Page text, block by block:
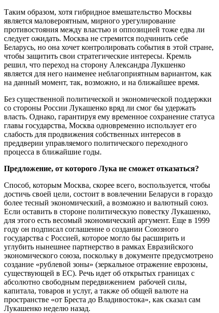
Таким образом, хотя гибридное вмешательство Москвы
является маловероятным, мирного урегулирование
противостояния между властью и оппозицией тоже едва ли
следует ожидать. Москва не стремится подчинить себе
Беларусь, но она хочет контролировать события в этой стране,
чтобы защитить свои стратегические интересы. Кремль
решил, что переход на сторону Александра Лукшенко
является для него наименее неблагоприятным вариантом, как
на данный момент, так, возможно, и на ближайшее время.
Без существенной политической и экономической поддержки
со стороны России Лукашенко вряд ли смог бы удержать
власть. Однако, гарантируя ему временное сохранение статуса
главы государства, Москва одновременно использует его
слабость для продвижения собственных интересов в
преддверии управляемого политического переходного
процесса в ближайшие годы.
Предложение, от которого Лука не сможет отказаться?
Способ, которым Москва, скорее всего, воспользуется, чтобы
достичь своей цели, состоит в вовлечении Беларуси в гораздо
более тесный экономический, а возможно и валютный союз.
Если оставить в стороне политическую повестку Лукашенко,
для этого есть весомый экономический аргумент. Еще в 1999
году он подписал соглашение о создании Союзного
государства с Россией, которое могло бы расширить и
углубить нынешнее партнерство в рамках Евразийского
экономического союза, поскольку в документе предусмотрено
создание «рублевой зоны» (зеркальное отражение еврозоны,
существующей в ЕС). Речь идет об открытых границах с
абсолютно свободным передвижением рабочей силы,
капитала, товаров и услуг, а также об общей валюте на
пространстве «от Бреста до Владивостока», как сказал сам
Лукашенко неделю назад.